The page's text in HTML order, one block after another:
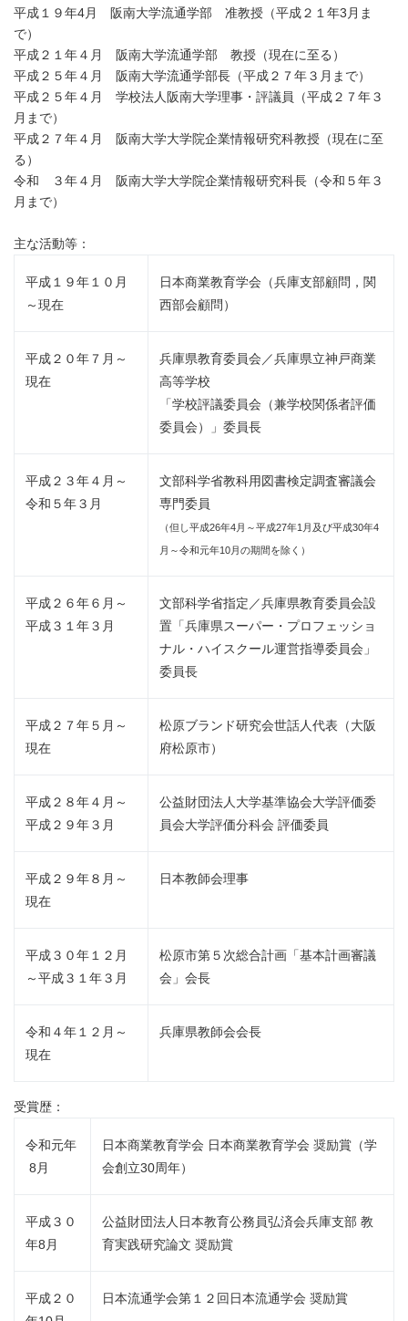
平成１９年4月 阪南大学流通学部 准教授（平成２１年3月ま
で）
平成２１年４月 阪南大学流通学部 教授（現在に至る）
平成２５年４月 阪南大学流通学部長（平成２７年３月まで）
平成２５年４月 学校法人阪南大学理事・評議員（平成２７年３
月まで）
平成２７年４月 阪南大学大学院企業情報研究科教授（現在に至
る）
令和 ３年４月 阪南大学大学院企業情報研究科長（令和５年３
月まで）
主な活動等：
平成１９年１０月
～現在
日本商業教育学会（兵庫支部顧問，関
西部会顧問）
平成２０年７月～
現在
兵庫県教育委員会／兵庫県立神戸商業
高等学校
「学校評議委員会（兼学校関係者評価
委員会）」委員長
平成２３年４月～
令和５年３月
文部科学省教科用図書検定調査審議会
専門委員
（但し平成26年4月～平成27年1月及び平成30年4
月～令和元年10月の期間を除く）
平成２６年６月～
平成３１年３月
文部科学省指定／兵庫県教育委員会設
置「兵庫県スーパー・プロフェッショ
ナル・ハイスクール運営指導委員会」
委員長
平成２７年５月～
現在
松原ブランド研究会世話人代表（大阪
府松原市）
平成２８年４月～
平成２９年３月
公益財団法人大学基準協会大学評価委
員会大学評価分科会 評価委員
平成２９年８月～
現在
日本教師会理事
平成３０年１２月
～平成３１年３月
松原市第５次総合計画「基本計画審議
会」会長
令和４年１２月～
現在
兵庫県教師会会長
受賞歴：
令和元年
8月
日本商業教育学会 日本商業教育学会 奨励賞（学
会創立30周年）
平成３０
年8月
公益財団法人日本教育公務員弘済会兵庫支部 教
育実践研究論文 奨励賞
平成２０
日本流通学会第１２回日本流通学会 奨励賞